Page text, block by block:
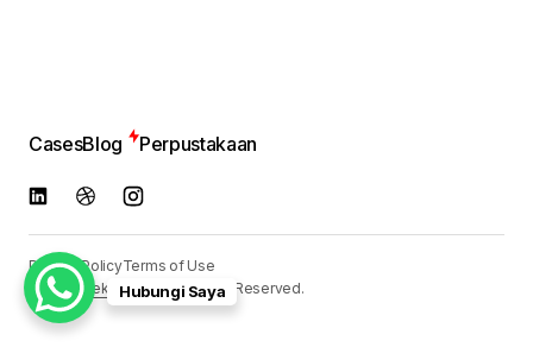
CasesBlog Perpustakaan
Privacy PolicyTerms of Use
© 2024 Reka Media. All Rights Reserved.
Hubungi Saya